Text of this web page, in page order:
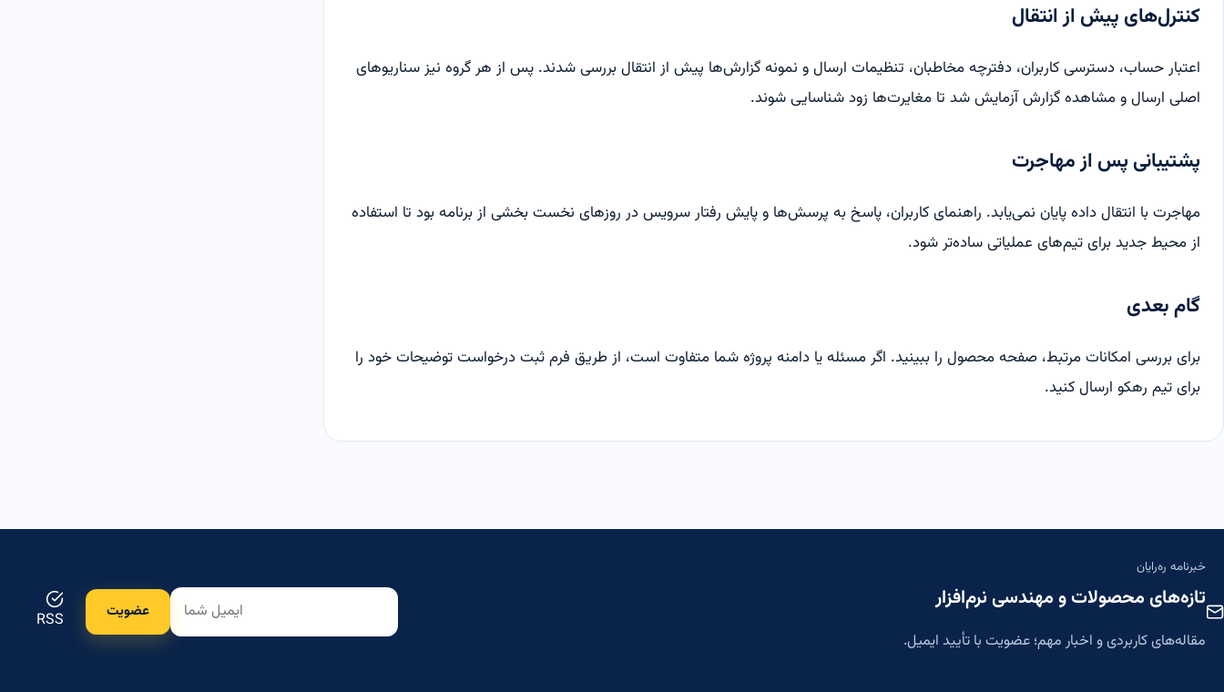
کنترل‌های پیش از انتقال
اعتبار حساب، دسترسی کاربران، دفترچه مخاطبان، تنظیمات ارسال و نمونه گزارش‌ها پیش از انتقال بررسی شدند. پس از هر گروه نیز سناریوهای
اصلی ارسال و مشاهده گزارش آزمایش شد تا مغایرت‌ها زود شناسایی شوند.
پشتیبانی پس از مهاجرت
مهاجرت با انتقال داده پایان نمی‌یابد. راهنمای کاربران، پاسخ به پرسش‌ها و پایش رفتار سرویس در روزهای نخست بخشی از برنامه بود تا استفاده
از محیط جدید برای تیم‌های عملیاتی ساده‌تر شود.
گام بعدی
برای بررسی امکانات مرتبط، صفحه محصول را ببینید. اگر مسئله یا دامنه پروژه شما متفاوت است، از طریق فرم ثبت درخواستتوضیحات خود را
برای تیم رهکو ارسال کنید.
خبرنامه ره‌رایان
تازه‌های محصولات و مهندسی نرم‌افزار
مقاله‌های کاربردی و اخبار مهم؛ عضویت با تأیید ایمیل.
عضویت RSS